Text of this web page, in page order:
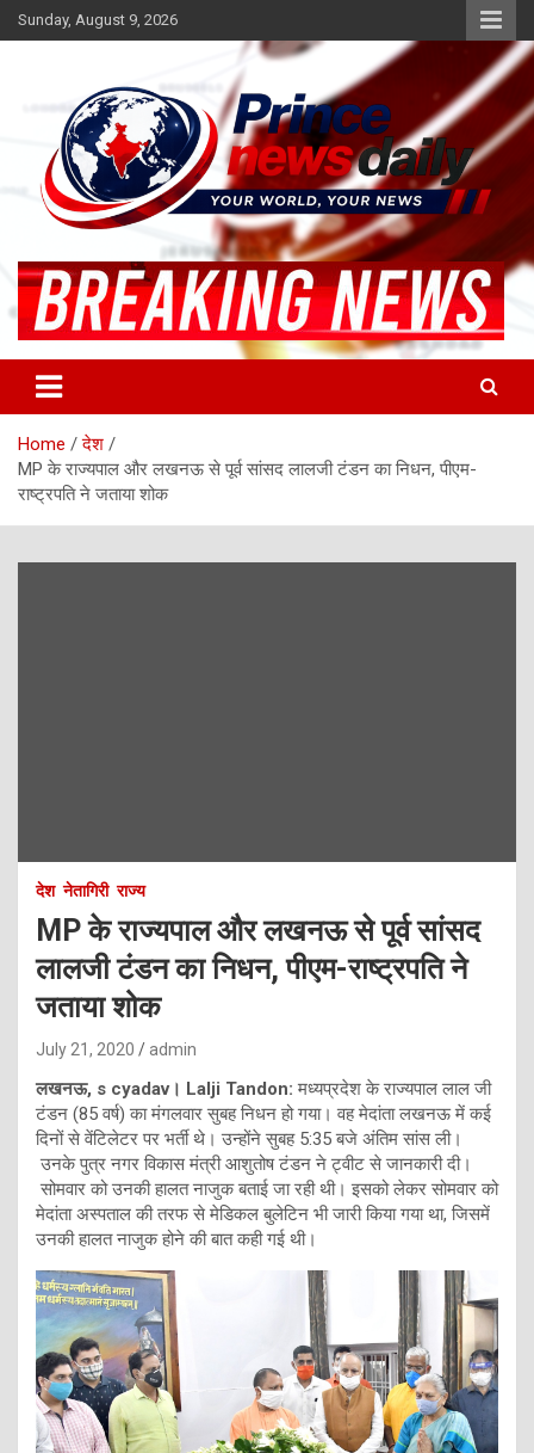
Skip
to
Sunday, August 9, 2026
Princenews Daily
Home
देश
MP के राज्यपाल और लखनऊ से पूर्व सांसद लालजी टंडन का निधन, पीएम-
राष्‍ट्रपत‍ि ने जताया शोक
देश नेतागिरी राज्य
MP के राज्यपाल और लखनऊ से पूर्व सांसद
लालजी टंडन का निधन, पीएम-राष्‍ट्रपत‍ि ने
जताया शोक
July 21, 2020 admin
लखनऊ, s cyadav। Lalji Tandon:मध्यप्रदेश के राज्यपाल लाल जी
टंडन (85 वर्ष) का मंगलवार सुबह निधन हो गया। वह मेदांता लखनऊ में कई
दिनों से वेंटिलेटर पर भर्ती थे। उन्होंने सुबह 5:35 बजे अंतिम सांस ली।
उनके पुत्र नगर विकास मंत्री आशुतोष टंडन ने ट्वीट से जानकारी दी।
सोमवार को उनकी हालत नाजुक बताई जा रही थी। इसको लेकर सोमवार को
मेदांता अस्पताल की तरफ से मेडिकल बुलेटिन भी जारी किया गया था, जिसमें
उनकी हालत नाजुक होने की बात कही गई थी।